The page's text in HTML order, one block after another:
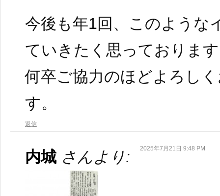
今後も年1回、このような
ていきたく思っておりま
何卒ご協力のほどよろし
す。
返信
内城 さんより: 2025年7月21日 9:48 PM